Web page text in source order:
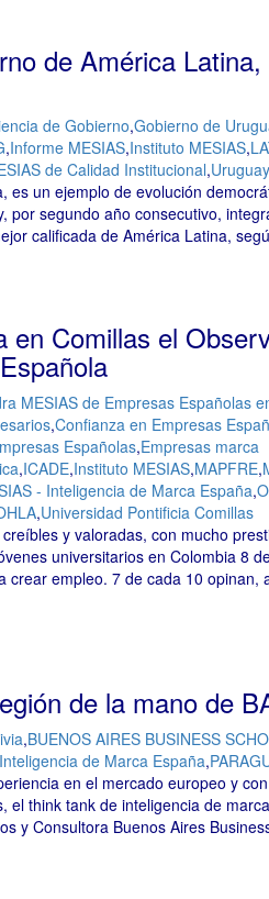
de América
de Gobierno,Gobierno de
,Informe MESIAS,Instituto MESIAS,
de Calidad Institucional,Uruguay
un ejemplo de evolución
por segundo año consecutivo,
calificada de América Latina,
Comillas el
MESIAS de Empresas Españolas
,Confianza en Empresas
Españolas,Empresas marca
,ICADE,Instituto MESIAS,MAPFRE,
- Inteligencia de Marca España,
,Universidad Pontificia Comillas
y valoradas, con mucho
universitarios en Colombia 8
crear empleo. 7 de cada 10
de la mano de
,BUENOS AIRES BUSINESS
de Marca España,
en el mercado europeo y
el think tank de inteligencia de
y Consultora Buenos Aires